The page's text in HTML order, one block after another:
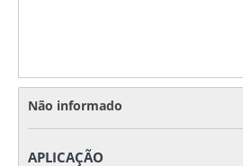
Não informado
APLICAÇÃO